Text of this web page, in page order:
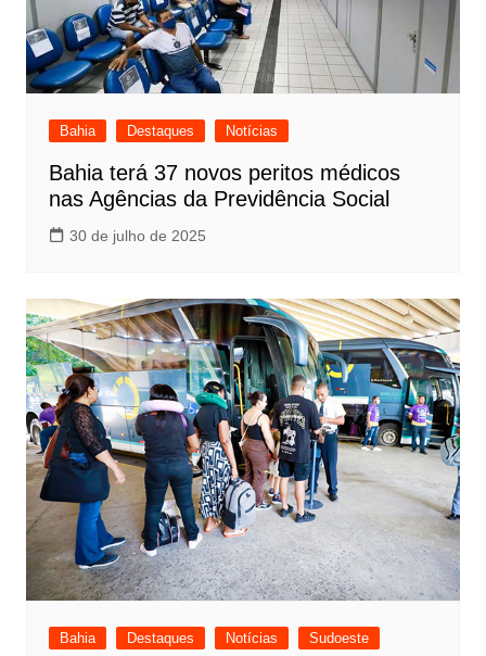
Bahia Destaques Notícias
Bahia terá 37 novos peritos médicos
nas Agências da Previdência Social
30 de julho de 2025
Bahia Destaques Notícias Sudoeste